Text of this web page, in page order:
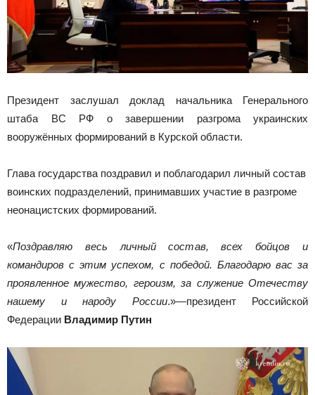
Президент заслушал доклад начальника Генерального
штаба ВС РФ о завершении разгрома украинских
вооружённых формирований в Курской области.
Глава государства поздравил и поблагодарил личный состав
воинских подразделений, принимавших участие в разгроме
неонацистских формирований.
«Поздравляю весь личный состав, всех бойцов и
командиров с этим успехом, с победой. Благодарю вас за
проявленное мужество, героизм, за служение Отечеству
нашему и народу России.»—президент Российской
Федерации Владимир Путин
Видеоплеер